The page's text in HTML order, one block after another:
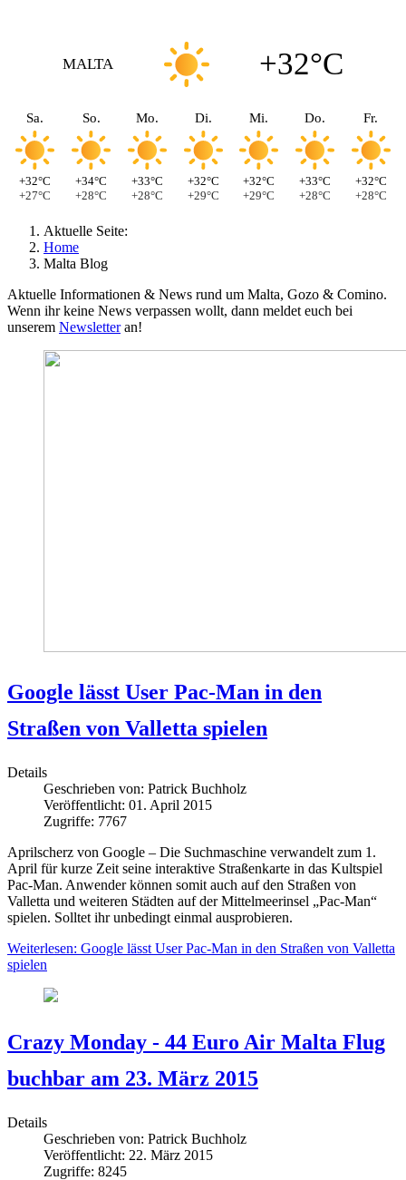
MALTA +32°C
Sa.
+32°C
+27°C
So.
+34°C
+28°C
Mo.
+33°C
+28°C
Di.
+32°C
+29°C
Mi.
+32°C
+29°C
Do.
+33°C
+28°C
Fr.
+32°C
+28°C
Aktuelle Seite:
Home
Malta Blog
Aktuelle Informationen & News rund um Malta, Gozo & Comino.
Wenn ihr keine News verpassen wollt, dann meldet euch bei
unserem Newsletteran!
Google lässt User Pac-Man in den
Straßen von Valletta spielen
Details
Geschrieben von: Patrick Buchholz
Veröffentlicht: 01. April 2015
Zugriffe: 7767
Aprilscherz von Google – Die Suchmaschine verwandelt zum 1.
April für kurze Zeit seine interaktive Straßenkarte in das Kultspiel
Pac-Man. Anwender können somit auch auf den Straßen von
Valletta und weiteren Städten auf der Mittelmeerinsel „Pac-Man“
spielen. Solltet ihr unbedingt einmal ausprobieren.
Weiterlesen: Google lässt User Pac-Man in den Straßen von Valletta
spielen
Crazy Monday - 44 Euro Air Malta Flug
buchbar am 23. März 2015
Details
Geschrieben von: Patrick Buchholz
Veröffentlicht: 22. März 2015
Zugriffe: 8245